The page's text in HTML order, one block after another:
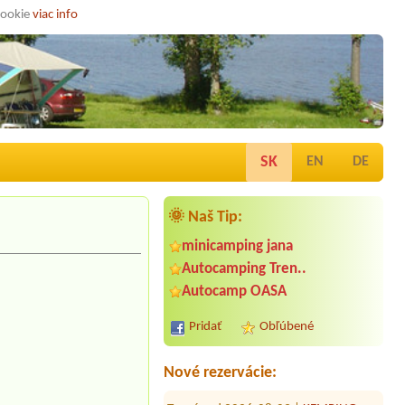
viac info
SK EN DE
🌞 Naš Tip:
minicamping jana
Autocamping Tren..
Autocamp OASA
Pridať Obľúbené
Nové rezervácie:
Termín od 2026-07-24 |Autokemping
Kesov
2 stany, 4 dospelí + 4 deti2 miesta
Termín od 2026-07-31 |